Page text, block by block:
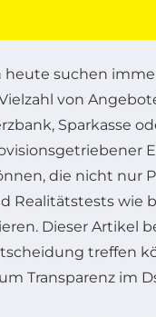
suchen
von
Sparkasse
die nicht nur
Realitätstests wie
Dieser Artikel
treffen
Transparenz im